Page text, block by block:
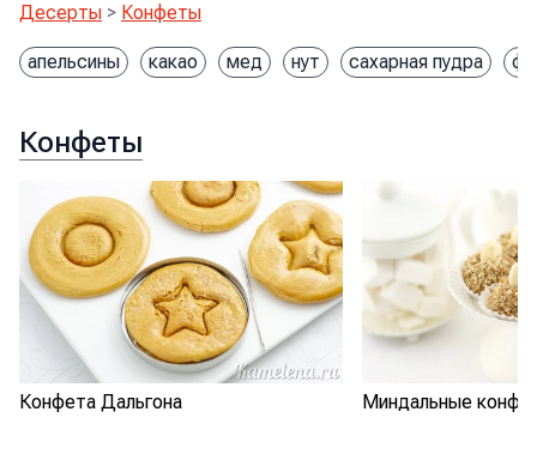
Десерты > Конфеты
апельсины какао мед нут сахарная пудра
Конфеты
Конфета Дальгона Миндальные